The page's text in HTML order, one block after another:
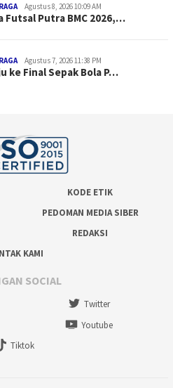
Agustus 8, 2026 10:09 AM
Futsal Putra BMC 2026,…
Agustus 7, 2026 11:38 PM
ke Final Sepak Bola P…
KODE ETIK
PEDOMAN MEDIA SIBER
REDAKSI
KAMI
SOCIAL
Twitter
Youtube
Tiktok